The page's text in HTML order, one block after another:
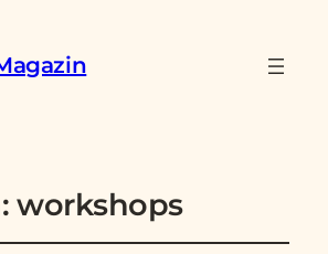
workshops